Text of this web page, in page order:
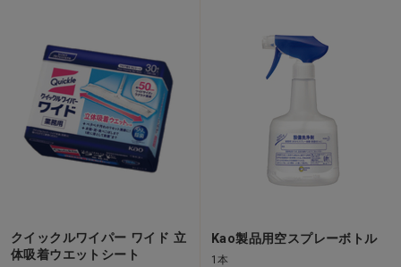
クイックルワイパー ワイド 立
体吸着ウエットシート
Kao製品用空スプレーボトル
1本